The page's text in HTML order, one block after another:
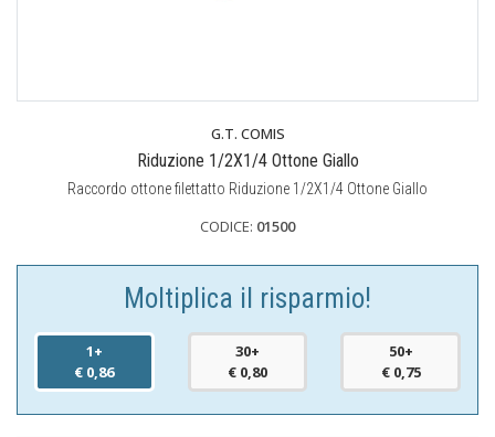
G.T. COMIS
Riduzione 1/2X1/4 Ottone Giallo
Raccordo ottone filettatto Riduzione 1/2X1/4 Ottone Giallo
CODICE: 01500
Moltiplica il risparmio!
1+
€ 0,86
30+
€ 0,80
50+
€ 0,75